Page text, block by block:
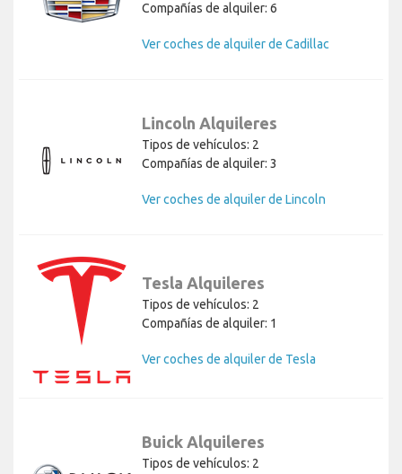
Compañías de alquiler: 6
Ver coches de alquiler de Cadillac
Lincoln Alquileres
Tipos de vehículos: 2
Compañías de alquiler: 3
Ver coches de alquiler de Lincoln
Tesla Alquileres
Tipos de vehículos: 2
Compañías de alquiler: 1
Ver coches de alquiler de Tesla
Buick Alquileres
Tipos de vehículos: 2